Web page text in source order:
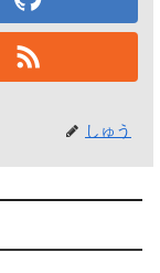
しゅう